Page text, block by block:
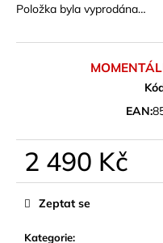
Položka byla vyprodána…
EAN:
2 490 Kč
Měrná
Kategorie:
Zeptat se
p
r
u
u